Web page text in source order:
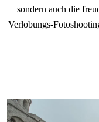
sondern auch die
Verlobungs-